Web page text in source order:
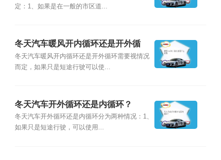
定：1、如果是在一般的市区道...
冬天汽车暖风开内循环还是开外循
环？
冬天汽车暖风开内循环还是开外循环需要视情况
而定，如果只是短途行驶可以使...
冬天汽车开外循环还是内循环？
冬天汽车开外循环还是内循环分为两种情况：1、
如果只是短途行驶，可以使用...